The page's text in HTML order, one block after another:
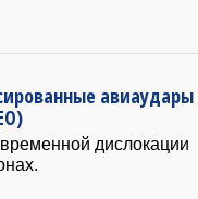
авиаудары
дислокации